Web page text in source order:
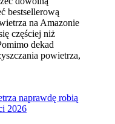
bestsellerową
na Amazonie
częściej niż
dekad
powietrza,